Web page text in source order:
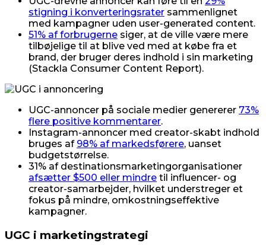
stigning i konverteringsrater sammenlignet
med kampagner uden user-generated content.
51% af forbrugerne siger, at de ville være mere
tilbøjelige til at blive ved med at købe fra et
brand, der bruger deres indhold i sin marketing
(Stackla Consumer Content Report).
UGC-annoncer på sociale medier genererer 73%
flere positive kommentarer.
Instagram-annoncer med creator-skabt indhold
bruges af 98% af markedsførere, uanset
budgetstørrelse.
31% af destinationsmarketingorganisationer
afsætter $500 eller mindre til influencer- og
creator-samarbejder, hvilket understreger et
fokus på mindre, omkostningseffektive
kampagner.
UGC i marketingstrategi